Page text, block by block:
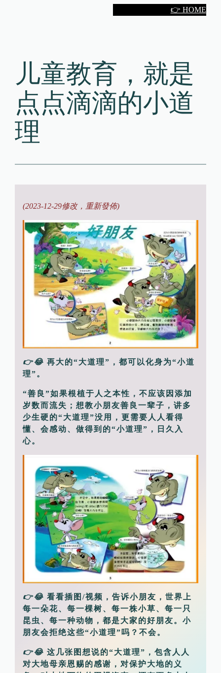
👉 HOME
儿童教育，就是
点点滴滴的小道
理
(2023-12-29修改，重新發佈)
👉😂 再大的“大道理”，都可以化身为“小道
理”。
“善良”如果根植于人之本性，不应该因添加
岁数而流失；想教小朋友善良一辈子，讲多
少生硬的“大道理”没用，更需要人人看得
懂、会感动、做得到的“小道理”，日久入
心。
👉😂 看看插图/视频，告诉小朋友，世界上
每一朵花、每一棵树、每一株小草、每一只
昆虫、每一种动物，都是大家的好朋友。小
朋友会拒绝这些“小道理”吗？不会。
👉😂 这几张图想说的“大道理”，包含人人
对大地母亲恩赐的感谢，对保护大地的义